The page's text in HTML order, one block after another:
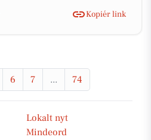
Kopiér link
6 7 ... 74
Lokalt nyt
Mindeord